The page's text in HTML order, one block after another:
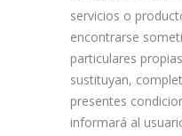
servicios o
encontrarse
particulares
sustituyan,
presentes
informará al